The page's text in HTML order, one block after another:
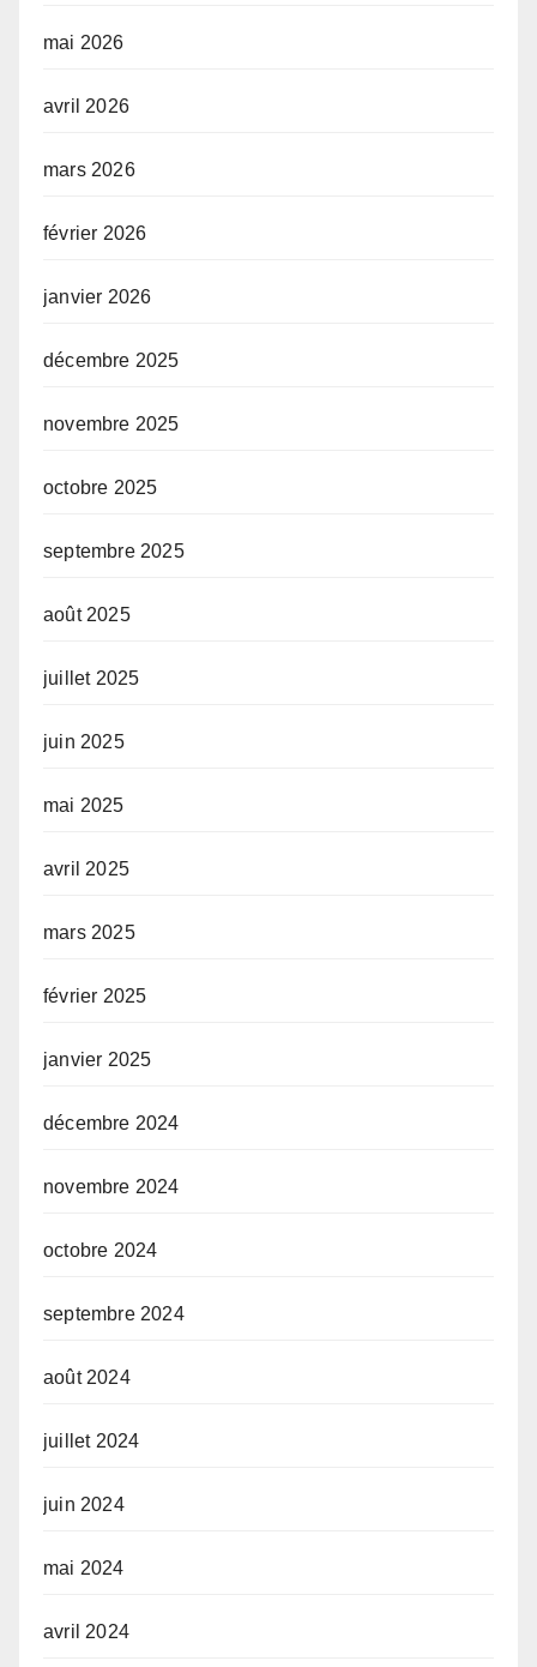
mai 2026
avril 2026
mars 2026
février 2026
janvier 2026
décembre 2025
novembre 2025
octobre 2025
septembre 2025
août 2025
juillet 2025
juin 2025
mai 2025
avril 2025
mars 2025
février 2025
janvier 2025
décembre 2024
novembre 2024
octobre 2024
septembre 2024
août 2024
juillet 2024
juin 2024
mai 2024
avril 2024